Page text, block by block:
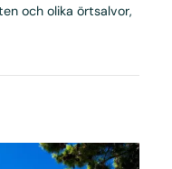
och olika örtsalvor,